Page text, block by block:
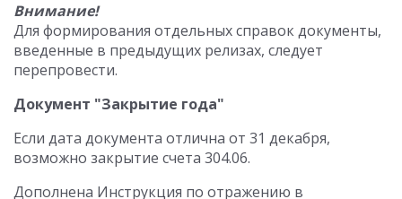
Внимание!
Для формирования отдельных справок документы,
введенные в предыдущих релизах, следует
перепровести.
Документ "Закрытие года"
Если дата документа отлична от 31 декабря,
возможно закрытие счета 304.06.
Дополнена Инструкция по отражению в